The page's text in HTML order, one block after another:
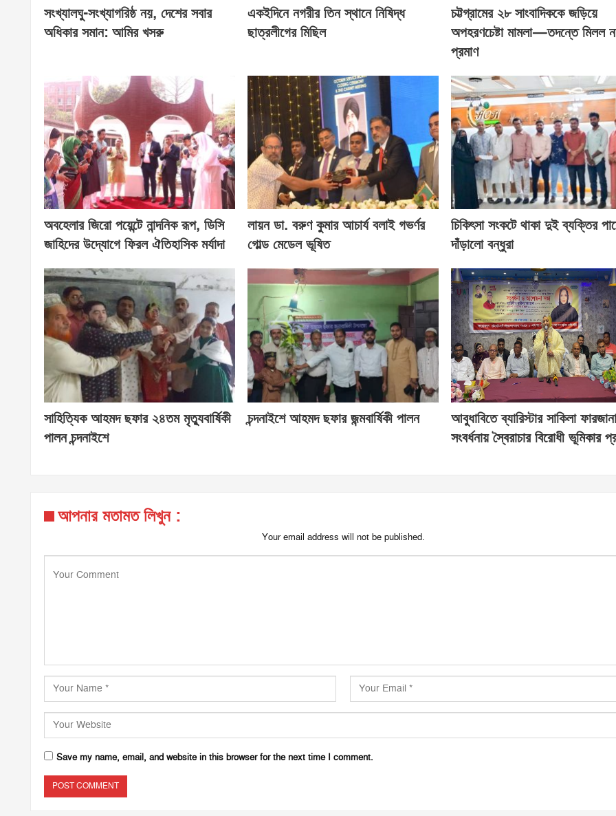
সংখ্যালঘু-সংখ্যাগরিষ্ঠ নয়, দেশের সবার
অধিকার সমান: আমির খসরু
একইদিনে নগরীর তিন স্থানে নিষিদ্ধ
ছাত্রলীগের মিছিল
চট্টগ্রামের ২৮ সাংবাদিককে জড়িয়ে
অপহরণচেষ্টা মামলা—তদন্তে মিলল
প্রমাণ
অবহেলার জিরো পয়েন্টে নান্দনিক রূপ, ডিসি
জাহিদের উদ্যোগে ফিরল ঐতিহাসিক মর্যাদা
লায়ন ডা. বরুণ কুমার আচার্য বলাই গভর্ণর
গোল্ড মেডেল ভূষিত
চিকিৎসা সংকটে থাকা দুই ব্যক্তির
দাঁড়ালো বন্ধুরা
সাহিত্যিক আহমদ ছফার ২৪তম মৃত্যুবার্ষিকী
পালন চন্দনাইশে
চন্দনাইশে আহমদ ছফার জন্মবার্ষিকী পালন
আবুধাবিতে ব্যারিস্টার সাকিলা
সংবর্ধনায় স্বৈরাচার বিরোধী ভূমিকার
আপনার মতামত লিখুন :
Your email address will not be published.
Save my name, email, and website in this browser for the next time I comment.